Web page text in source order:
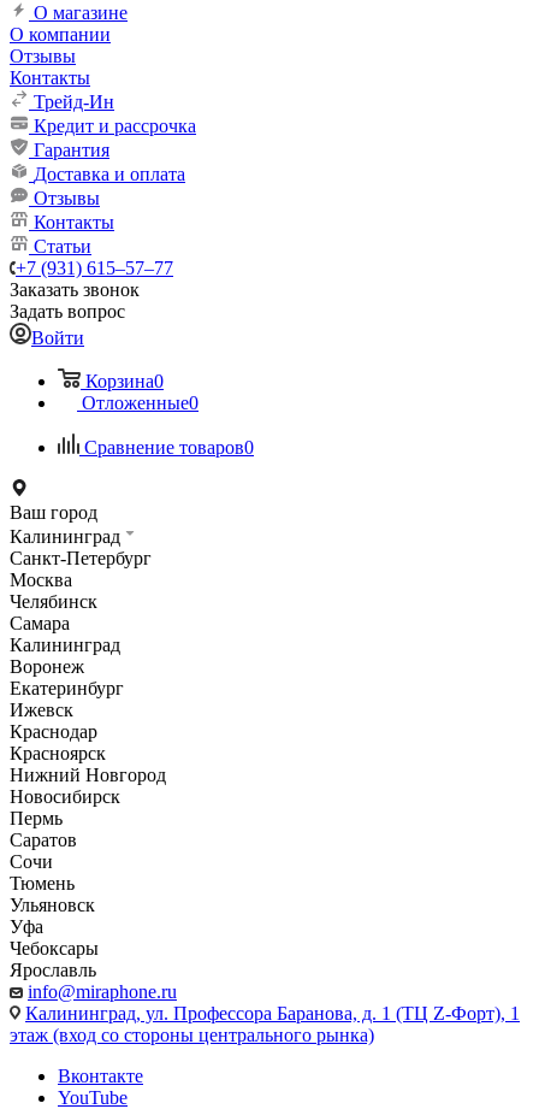
О магазине
О компании
Отзывы
Контакты
Трейд-Ин
Кредит и рассрочка
Гарантия
Доставка и оплата
Отзывы
Контакты
Статьи
+7 (931) 615‒57‒77
Заказать звонок
Задать вопрос
Войти
Корзина0
Отложенные0
Сравнение товаров0
Ваш город
Калининград
Санкт-Петербург
Москва
Челябинск
Самара
Калининград
Воронеж
Екатеринбург
Ижевск
Краснодар
Красноярск
Нижний Новгород
Новосибирск
Пермь
Саратов
Сочи
Тюмень
Ульяновск
Уфа
Чебоксары
Ярославль
info@miraphone.ru
Калининград, ул. Профессора Баранова, д. 1 (ТЦ Z-Форт), 1
этаж (вход со стороны центрального рынка)
Вконтакте
YouTube